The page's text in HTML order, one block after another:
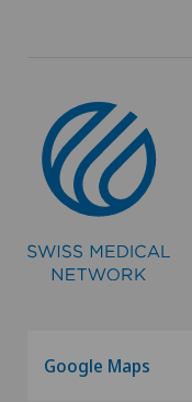
Google Maps